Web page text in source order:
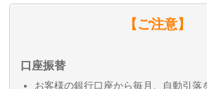
【ご注意】
口座振替
お客様の銀行口座から毎月、自動引落